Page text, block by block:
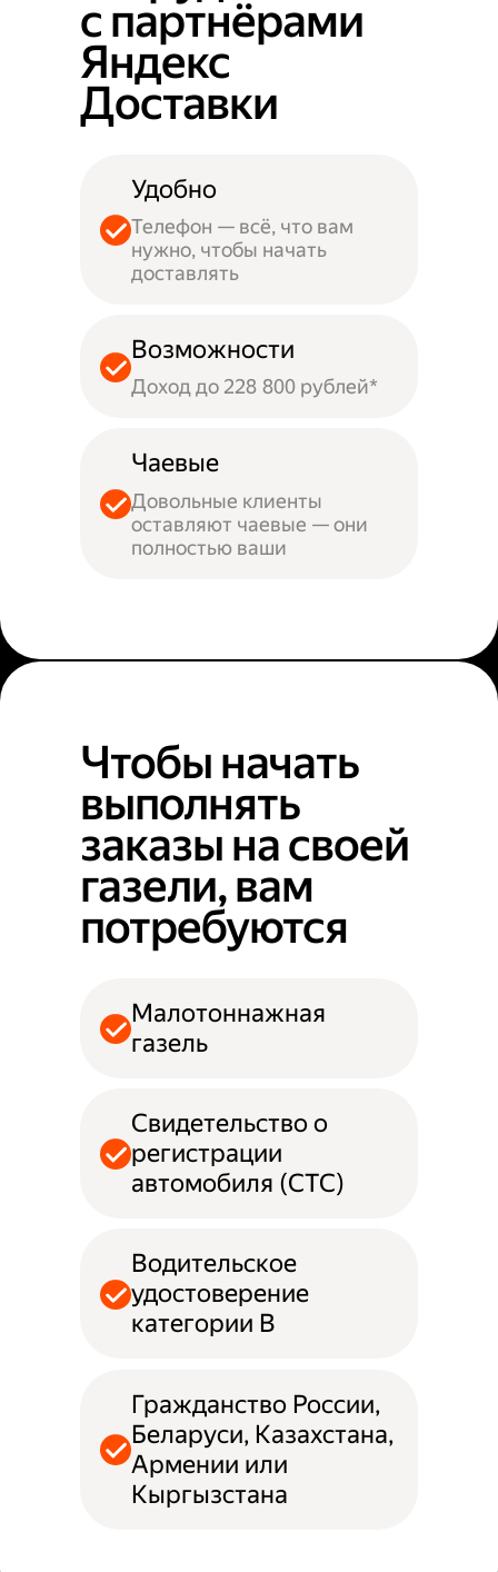
с партнёрами
Яндекс
Доставки
Удобно
Телефон — всё, что вам
нужно, чтобы начать
доставлять
Возможности
Доход до 228 800 рублей*
Чаевые
Довольные клиенты
оставляют чаевые — они
полностью ваши
Чтобы начать
выполнять
заказы на своей
газели, вам
потребуются
Малотоннажная
газель
Свидетельство о
регистрации
автомобиля (СТС)
Водительское
удостоверение
категории B
Гражданство России,
Беларуси, Казахстана,
Армении или
Кыргызстана